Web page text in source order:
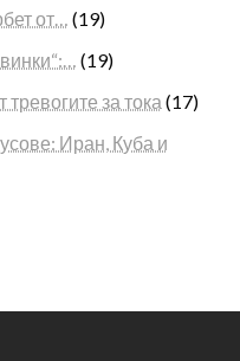
от… (19)
(19)
за тока (17)
Иран, Куба и